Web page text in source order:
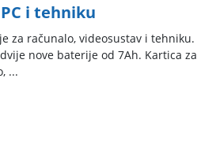
i tehniku
za računalo, videosustav i tehniku.
nove baterije od 7Ah. Kartica za
...